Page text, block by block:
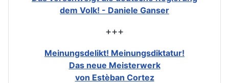
dem Volk! - Daniele Ganser
+++
Meinungsdelikt! Meinungsdiktatur!
Das neue Meisterwerk
von Estèban Cortez